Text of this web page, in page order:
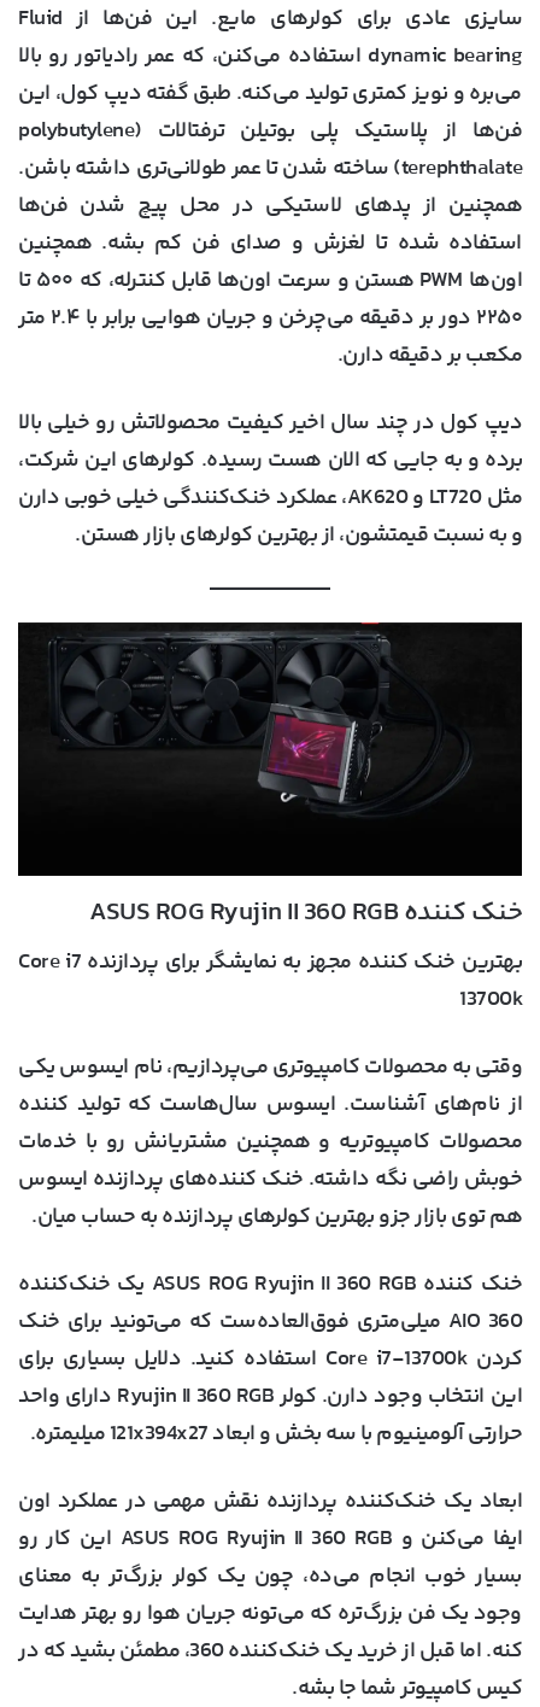
سایزی عادی برای کولرهای مایع. این فن‌ها از Fluid
dynamic bearing استفاده می‌کنن، که عمر رادیاتور رو بالا
می‌بره و نویز کمتری تولید می‌کنه. طبق گفته دیپ کول، این
فن‌ها از پلاستیک پلی بوتیلن ترفتالات (polybutylene
terephthalate) ساخته شدن تا عمر طولانی‌تری داشته باشن.
همچنین از پدهای لاستیکی در محل پیچ شدن فن‌ها
استفاده شده تا لغزش و صدای فن کم بشه. همچنین
اون‌ها PWM هستن و سرعت اون‌ها قابل کنترله، که ۵۰۰ تا
۲۲۵۰ دور بر دقیقه می‌چرخن و جریان هوایی برابر با ۲.۴ متر
مکعب بر دقیقه دارن.
دیپ کول در چند سال اخیر کیفیت محصولاتش رو خیلی بالا
برده و به جایی که الان هست رسیده. کولرهای این شرکت،
مثل LT720 و AK620، عملکرد خنک‌کنندگی خیلی خوبی دارن
و به نسبت قیمتشون، از بهترین کولرهای بازار هستن.
خنک کننده ASUS ROG Ryujin II 360 RGB
بهترین خنک کننده مجهز به نمایشگر برای پردازنده Core i7
13700k
وقتی به محصولات کامپیوتری می‌پردازیم، نام ایسوس یکی
از نام‌های آشناست. ایسوس سال‌هاست که تولید کننده
محصولات کامپیوتریه و همچنین مشتریانش رو با خدمات
خوبش راضی نگه داشته. خنک کننده‌های پردازنده ایسوس
هم توی بازار جزو بهترین کولرهای پردازنده به حساب میان.
خنک کننده ASUS ROG Ryujin II 360 RGB یک خنک‌کننده
AIO 360 میلی‌متری فوق‌العاده‌ست که می‌تونید برای خنک
کردن Core i7-13700k استفاده کنید. دلایل بسیاری برای
این انتخاب وجود دارن. کولر Ryujin II 360 RGB دارای واحد
حرارتی آلومینیوم با سه بخش و ابعاد 121x394x27 میلیمتره.
ابعاد یک خنک‌کننده پردازنده نقش مهمی در عملکرد اون
ایفا می‌کنن و ASUS ROG Ryujin II 360 RGB این کار رو
بسیار خوب انجام می‌ده، چون یک کولر بزرگ‌تر به معنای
وجود یک فن بزرگ‌تره که می‌تونه جریان هوا رو بهتر هدایت
کنه. اما قبل از خرید یک خنک‌کننده 360، مطمئن بشید که در
کیس کامپیوتر شما جا بشه.